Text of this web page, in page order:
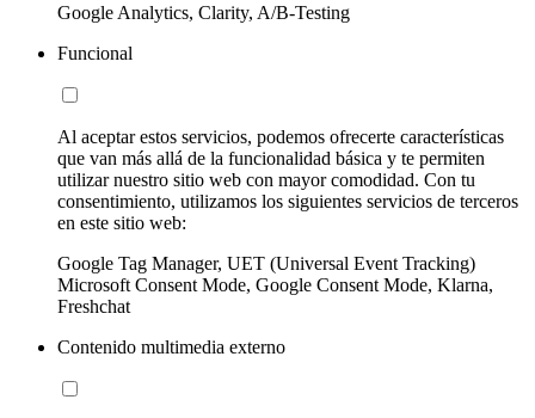
Google Analytics, Clarity, A/B-Testing
Funcional
Al aceptar estos servicios, podemos ofrecerte características
que van más allá de la funcionalidad básica y te permiten
utilizar nuestro sitio web con mayor comodidad. Con tu
consentimiento, utilizamos los siguientes servicios de terceros
en este sitio web:
Google Tag Manager, UET (Universal Event Tracking)
Microsoft Consent Mode, Google Consent Mode, Klarna,
Freshchat
Contenido multimedia externo